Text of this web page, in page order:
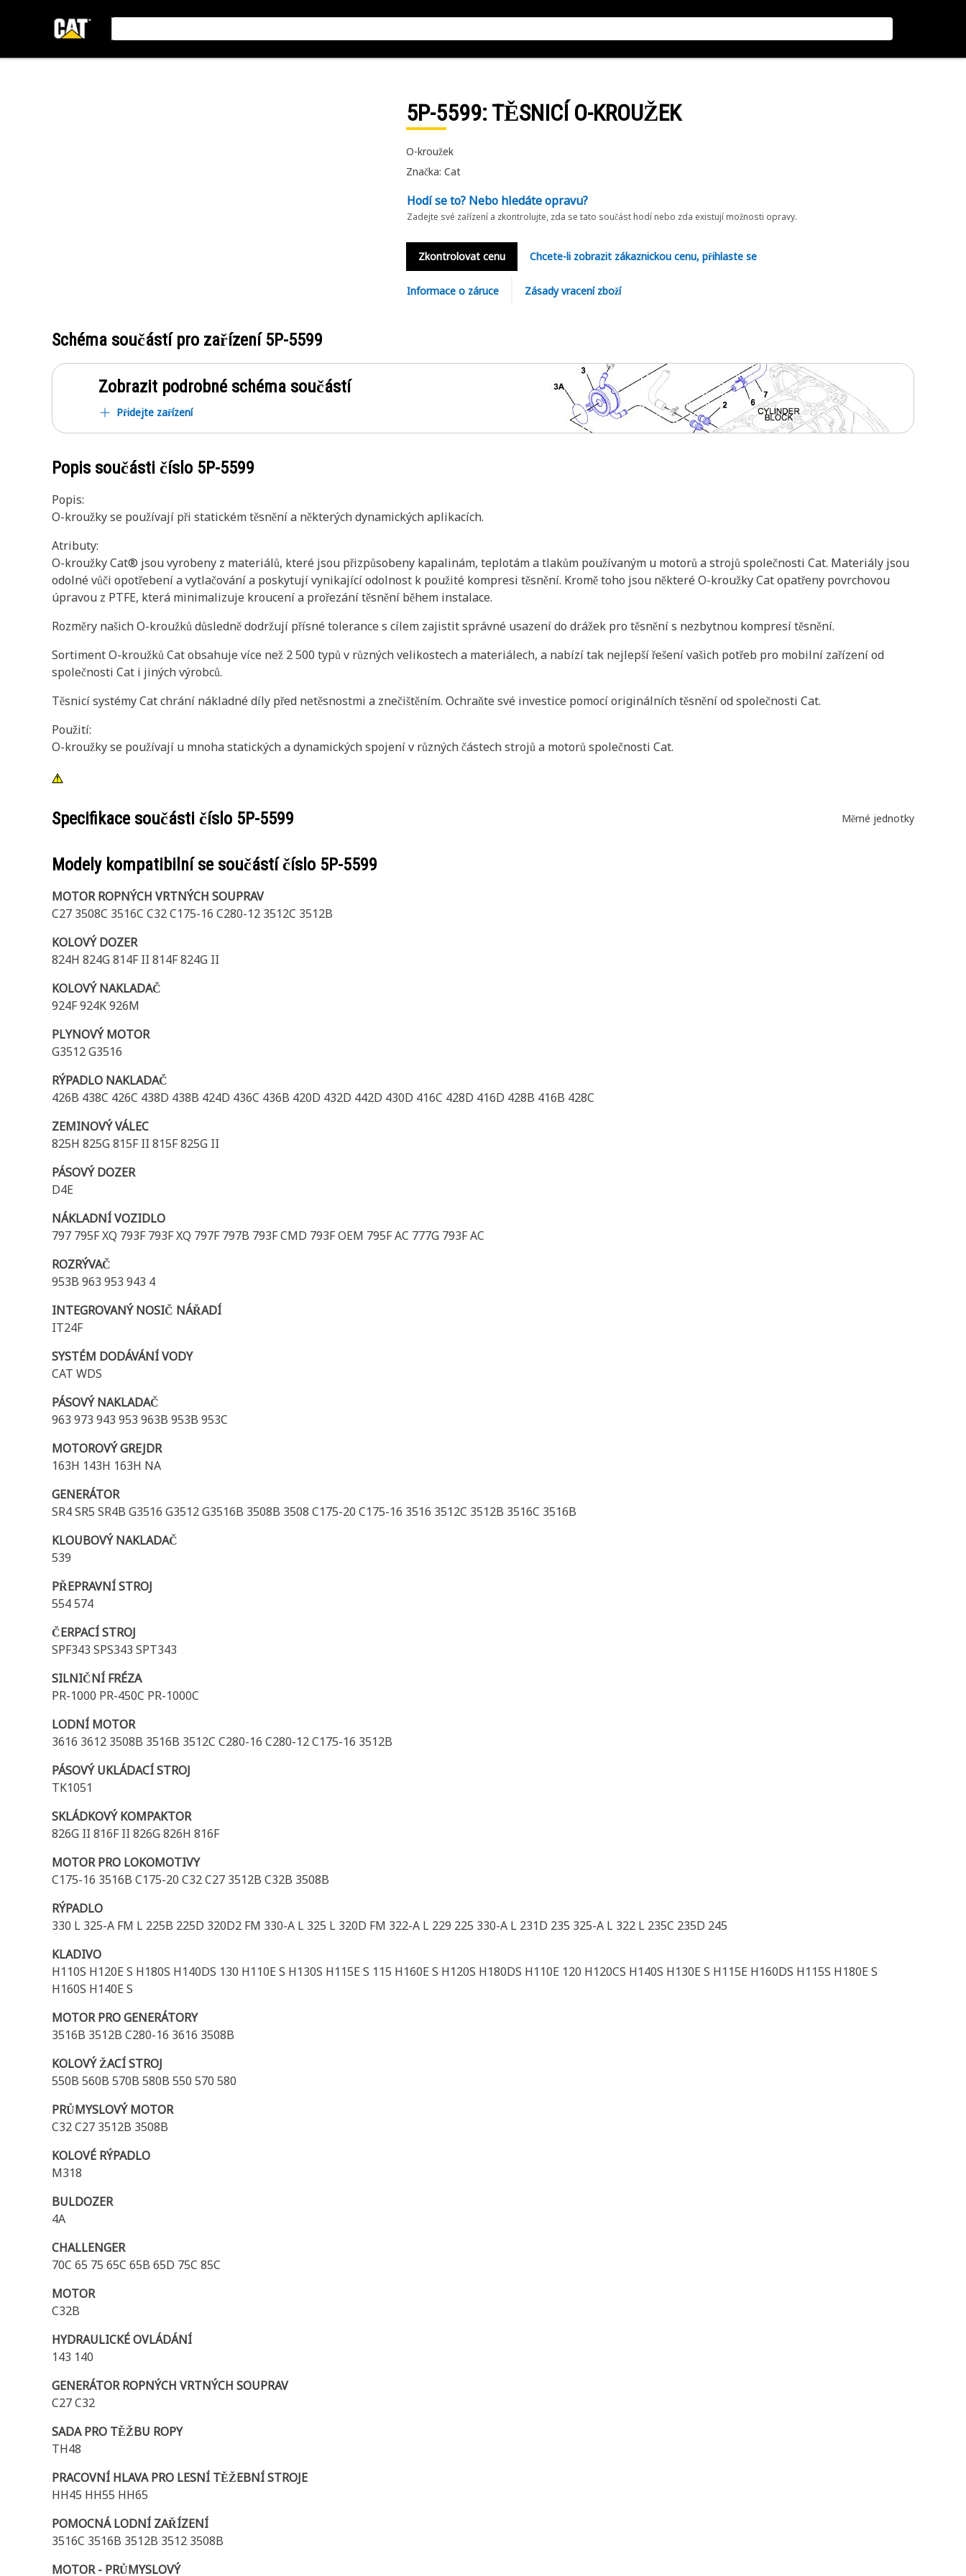
5P-5599: TĚSNICÍ O-KROUŽEK
O-kroužek
Značka: Cat
Hodí se to? Nebo hledáte opravu?
Zadejte své zařízení a zkontrolujte, zda se tato součást hodí nebo zda existují možnosti opravy.
Zkontrolovat cenu Chcete-li zobrazit zákaznickou cenu, přihlaste se
Informace o záruce Zásady vracení zboží
Schéma součástí pro zařízení 5P-5599
Zobrazit podrobné schéma součástí
Přidejte zařízení
Popis součásti číslo 5P-5599
Popis:
O-kroužky se používají při statickém těsnění a některých dynamických aplikacích.
Atributy:
O-kroužky Cat® jsou vyrobeny z materiálů, které jsou přizpůsobeny kapalinám, teplotám a tlakům používaným u motorů a strojů společnosti Cat. Materiály jsou
odolné vůči opotřebení a vytlačování a poskytují vynikající odolnost k použité kompresi těsnění. Kromě toho jsou některé O-kroužky Cat opatřeny povrchovou
úpravou z PTFE, která minimalizuje kroucení a prořezání těsnění během instalace.
Rozměry našich O-kroužků důsledně dodržují přísné tolerance s cílem zajistit správné usazení do drážek pro těsnění s nezbytnou kompresí těsnění.
Sortiment O-kroužků Cat obsahuje více než 2 500 typů v různých velikostech a materiálech, a nabízí tak nejlepší řešení vašich potřeb pro mobilní zařízení od
společnosti Cat i jiných výrobců.
Těsnicí systémy Cat chrání nákladné díly před netěsnostmi a znečištěním. Ochraňte své investice pomocí originálních těsnění od společnosti Cat.
Použití:
O-kroužky se používají u mnoha statických a dynamických spojení v různých částech strojů a motorů společnosti Cat.
Specifikace součásti číslo 5P-5599 Měrné jednotky
Modely kompatibilní se součástí číslo 5P-5599
MOTOR ROPNÝCH VRTNÝCH SOUPRAV
C27 3508C 3516C C32 C175-16 C280-12 3512C 3512B
KOLOVÝ DOZER
824H 824G 814F II 814F 824G II
KOLOVÝ NAKLADAČ
924F 924K 926M
PLYNOVÝ MOTOR
G3512 G3516
RÝPADLO NAKLADAČ
426B 438C 426C 438D 438B 424D 436C 436B 420D 432D 442D 430D 416C 428D 416D 428B 416B 428C
ZEMINOVÝ VÁLEC
825H 825G 815F II 815F 825G II
PÁSOVÝ DOZER
D4E
NÁKLADNÍ VOZIDLO
797 795F XQ 793F 793F XQ 797F 797B 793F CMD 793F OEM 795F AC 777G 793F AC
ROZRÝVAČ
953B 963 953 943 4
INTEGROVANÝ NOSIČ NÁŘADÍ
IT24F
SYSTÉM DODÁVÁNÍ VODY
CAT WDS
PÁSOVÝ NAKLADAČ
963 973 943 953 963B 953B 953C
MOTOROVÝ GREJDR
163H 143H 163H NA
GENERÁTOR
SR4 SR5 SR4B G3516 G3512 G3516B 3508B 3508 C175-20 C175-16 3516 3512C 3512B 3516C 3516B
KLOUBOVÝ NAKLADAČ
539
PŘEPRAVNÍ STROJ
554 574
ČERPACÍ STROJ
SPF343 SPS343 SPT343
SILNIČNÍ FRÉZA
PR-1000 PR-450C PR-1000C
LODNÍ MOTOR
3616 3612 3508B 3516B 3512C C280-16 C280-12 C175-16 3512B
PÁSOVÝ UKLÁDACÍ STROJ
TK1051
SKLÁDKOVÝ KOMPAKTOR
826G II 816F II 826G 826H 816F
MOTOR PRO LOKOMOTIVY
C175-16 3516B C175-20 C32 C27 3512B C32B 3508B
RÝPADLO
330 L 325-A FM L 225B 225D 320D2 FM 330-A L 325 L 320D FM 322-A L 229 225 330-A L 231D 235 325-A L 322 L 235C 235D 245
KLADIVO
H110S H120E S H180S H140DS 130 H110E S H130S H115E S 115 H160E S H120S H180DS H110E 120 H120CS H140S H130E S H115E H160DS H115S H180E S
H160S H140E S
MOTOR PRO GENERÁTORY
3516B 3512B C280-16 3616 3508B
KOLOVÝ ŽACÍ STROJ
550B 560B 570B 580B 550 570 580
PRŮMYSLOVÝ MOTOR
C32 C27 3512B 3508B
KOLOVÉ RÝPADLO
M318
BULDOZER
4A
CHALLENGER
70C 65 75 65C 65B 65D 75C 85C
MOTOR
C32B
HYDRAULICKÉ OVLÁDÁNÍ
143 140
GENERÁTOR ROPNÝCH VRTNÝCH SOUPRAV
C27 C32
SADA PRO TĚŽBU ROPY
TH48
PRACOVNÍ HLAVA PRO LESNÍ TĚŽEBNÍ STROJE
HH45 HH55 HH65
POMOCNÁ LODNÍ ZAŘÍZENÍ
3516C 3516B 3512B 3512 3508B
MOTOR - PRŮMYSLOVÝ